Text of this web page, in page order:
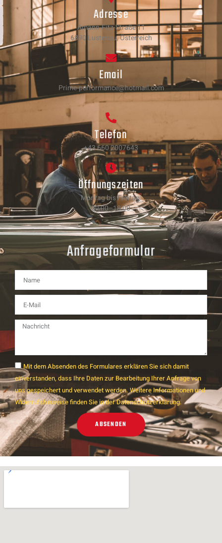
Adresse
Amann-Fitz-Straße 11
6890 Lustenau, Österreich
Email
Prime-performance@hotmail.com
Telefon
+43 660 2007643
Öffnungszeiten
Montag bis Freitag:
09:00–18:00
Anfrageformular
Mit dem Absenden des Formulares erklären Sie sich damit
einverstanden, dass Ihre Daten zur Bearbeitung Ihrer Anfrage von
uns gespeichert und verwendet werden. Weitere Informationen und
Widerrufshinweise finden Sie in der Datenschutzerklärung.
ABSENDEN